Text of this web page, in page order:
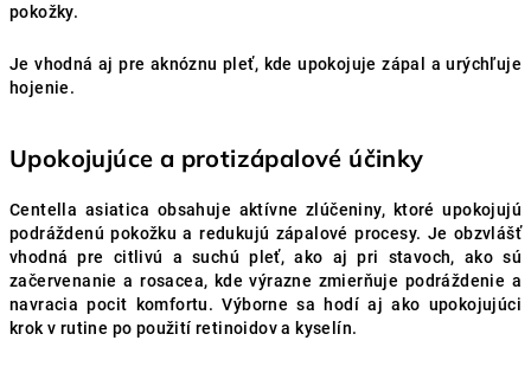
pokožky.
Je vhodná aj pre aknóznu pleť, kde upokojuje zápal a urýchľuje
hojenie.
Upokojujúce a protizápalové účinky
Centella asiatica obsahuje aktívne zlúčeniny, ktoré upokojujú
podráždenú pokožku a redukujú zápalové procesy. Je obzvlášť
vhodná pre citlivú a suchú pleť, ako aj pri stavoch, ako sú
začervenanie a rosacea, kde výrazne zmierňuje podráždenie a
navracia pocit komfortu. Výborne sa hodí aj ako upokojujúci
krok v rutine po použití retinoidov a kyselín.